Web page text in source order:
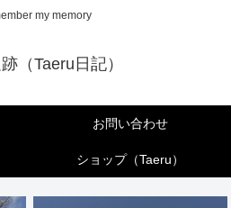
my memory
（Taeru日記）
お問い合わせ
ショップ（Taeru）